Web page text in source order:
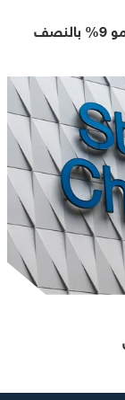
نمو قوي لمصرف أبوظبي الإسلامي.. الأرباح تنمو 9% بالنصف